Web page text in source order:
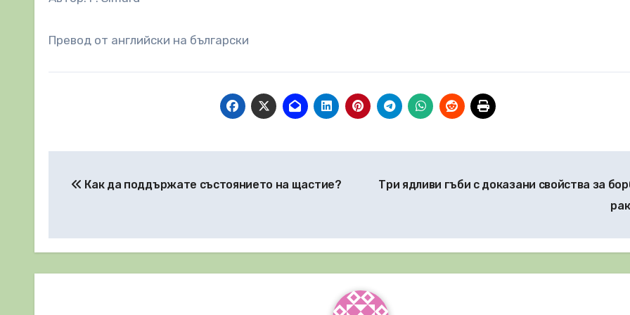
Превод от английски на български
Как да поддържате състоянието на щастие?
Три ядливи гъби с доказани свойства за